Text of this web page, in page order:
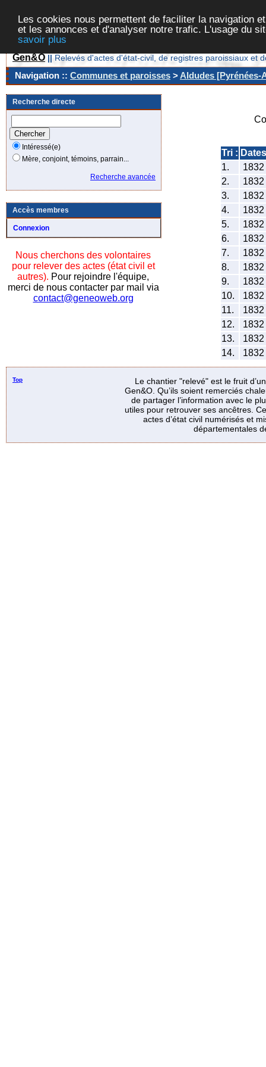
Les cookies nous permettent de faciliter la navigation
et les annonces et d'analyser notre trafic. L'usage du
savoir plus
Gen&O || Relevés d'actes d'état-civil, de registres paroissiaux et
Navigation :: Communes et paroisses >Aldudes [Pyrénées-
Recherche directe
Intéressé(e)
Mère, conjoint, témoins, parrain...
Recherche avancée
Accès membres
Connexion
Nous cherchons des volontaires
pour relever des actes (état civil et
autres). Pour rejoindre l'équipe,
merci de nous contacter par mail via
contact@geneoweb.org
Tri : Dates
1.
1832
2.
1832
3.
1832
4.
1832
5.
1832
6.
1832
7.
1832
8.
1832
9.
1832
10.
1832
11.
1832
12.
1832
13.
1832
14.
1832
Top
Le chantier "relevé" est le fruit
Gen&O. Qu’ils soient remerciés
de partager l’information avec le
utiles pour retrouver ses ancêtres.
actes d’état civil numérisés et
départementales